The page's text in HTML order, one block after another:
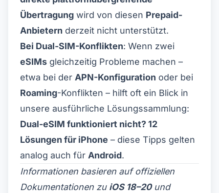
Übertragung wird von diesen Prepaid-
Anbietern derzeit nicht unterstützt.
Bei Dual-SIM-Konflikten: Wenn zwei
eSIMs gleichzeitig Probleme machen –
etwa bei der APN-Konfiguration oder bei
Roaming-Konflikten – hilft oft ein Blick in
unsere ausführliche Lösungssammlung:
Dual-eSIM funktioniert nicht? 12
Lösungen für iPhone – diese Tipps gelten
analog auch für Android.
Informationen basieren auf offiziellen
Dokumentationen zu iOS 18–20und